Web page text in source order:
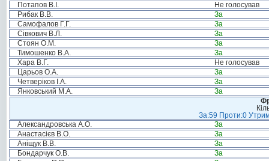
Потапов В.І.
Не голосував
Рибак В.В.
За
Самофалов Г.Г.
За
Сівкович В.Л.
За
Стоян О.М.
За
Тимошенко В.А.
За
Хара В.Г.
Не голосував
Царьов О.А.
За
Четверіков І.А.
За
Янковський М.А.
За
За:59 Проти:0
Александровська А.О.
За
Анастасієв В.О.
За
Аніщук В.В.
За
Бондарчук О.В.
За